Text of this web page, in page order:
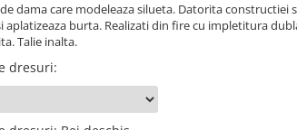
dama care modeleaza silueta. Datorita constructiei
aplatizeaza burta. Realizati din fire cu impletitura
Talie inalta.
dresuri: